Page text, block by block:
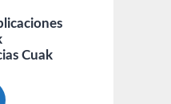
Cuak